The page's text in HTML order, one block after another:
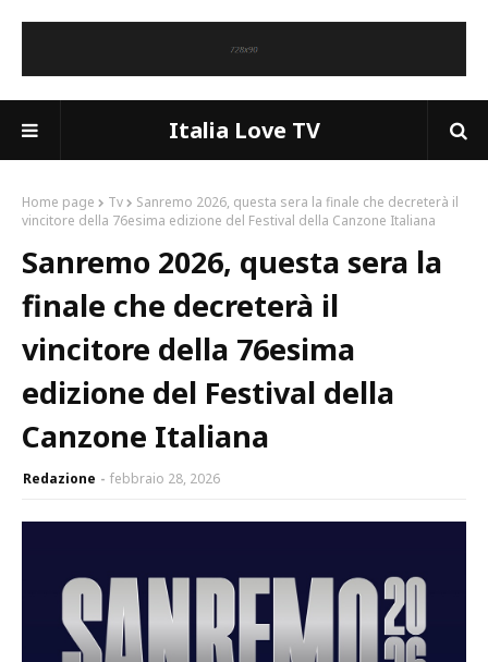
Italia Love TV
Home page Tv
Sanremo 2026, questa sera la finale che decreterà il
vincitore della 76esima edizione del Festival della Canzone Italiana
Sanremo 2026, questa sera la
finale che decreterà il
vincitore della 76esima
edizione del Festival della
Canzone Italiana
Redazione febbraio 28, 2026